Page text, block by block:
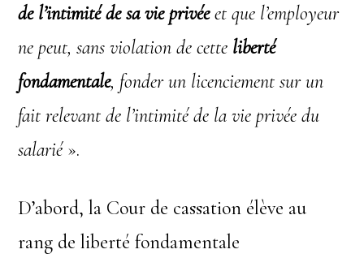
de l’intimité de sa vie privéeet que l’employeur
ne peut, sans violation de cette liberté
fondamentale, fonder un licenciement sur un
fait relevant de l’intimité de la vie privée du
salarié ».
D’abord, la Cour de cassation élève au
rang de liberté fondamentale